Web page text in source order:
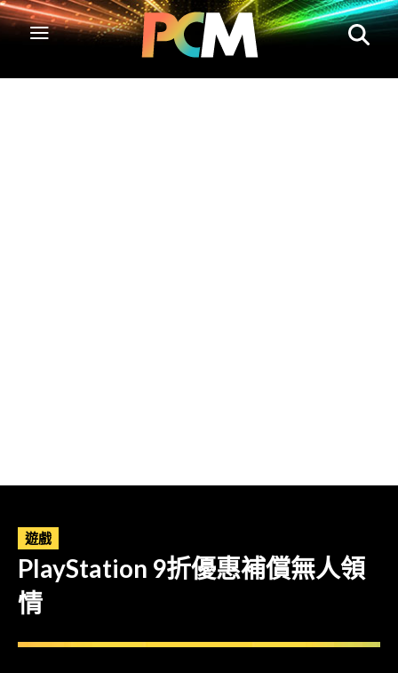
遊戲
PlayStation 9折優惠補償無人領
情